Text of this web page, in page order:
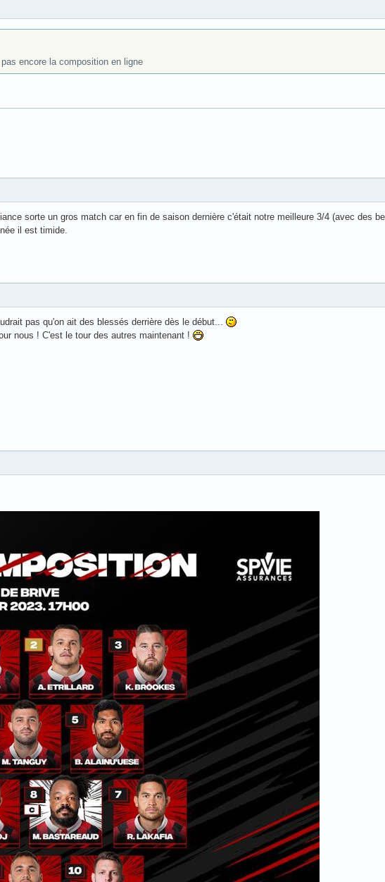
encore la composition en ligne
sorte un gros match car en fin de saison dernière c'était notre meilleure 3/4 (avec des
il est timide.
pas qu'on ait des blessés derrière dès le début...
nous ! C'est le tour des autres maintenant !